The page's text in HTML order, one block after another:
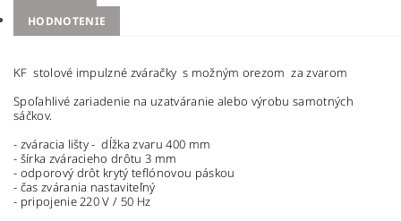
HODNOTENIE
KF stolové impulzné zváračky s možným orezom za zvarom
Spoľahlivé zariadenie na uzatváranie alebo výrobu samotných
sáčkov.
- zváracia lišty - dĺžka zvaru 400 mm
- šírka zváracieho drôtu 3 mm
- odporový drôt krytý teflónovou páskou
- čas zvárania nastaviteľný
- pripojenie 220 V / 50 Hz